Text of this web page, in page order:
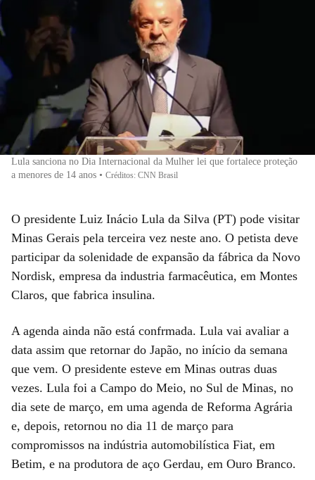
Lula sanciona no Dia Internacional da Mulher lei que fortalece proteção
a menores de 14 anos • Créditos: CNN Brasil
O presidente Luiz Inácio Lula da Silva (PT) pode visitar
Minas Gerais pela terceira vez neste ano. O petista deve
participar da solenidade de expansão da fábrica da Novo
Nordisk, empresa da industria farmacêutica, em Montes
Claros, que fabrica insulina.
A agenda ainda não está confrmada. Lula vai avaliar a
data assim que retornar do Japão, no início da semana
que vem. O presidente esteve em Minas outras duas
vezes. Lula foi a Campo do Meio, no Sul de Minas, no
dia sete de março, em uma agenda de Reforma Agrária
e, depois, retornou no dia 11 de março para
compromissos na indústria automobilística Fiat, em
Betim, e na produtora de aço Gerdau, em Ouro Branco.